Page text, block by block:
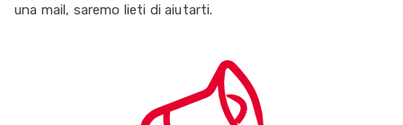
una mail, saremo lieti di aiutarti.